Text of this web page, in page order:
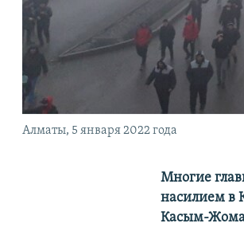
Алматы, 5 января 2022 года
Многие
насилием в
Касым-